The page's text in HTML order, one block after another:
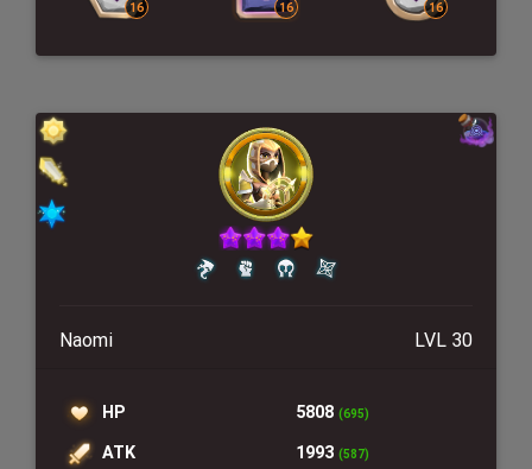
Naomi LVL 30
HP 5808 (695)
ATK 1993 (587)